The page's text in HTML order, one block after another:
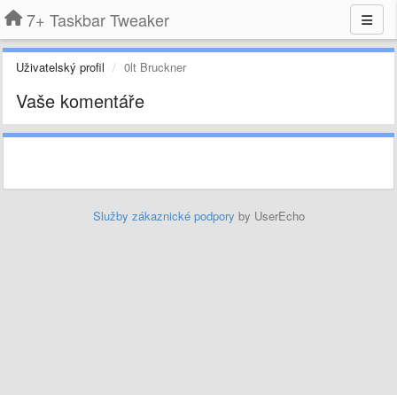
7+ Taskbar Tweaker
Uživatelský profil 0lt Bruckner
Vaše komentáře
Služby zákaznické podpory by UserEcho